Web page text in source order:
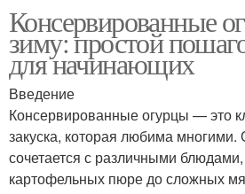
Консервированные
зиму: простой
для начинающих
Введение
Консервированные огурцы — это
закуска, которая любима
сочетается с различными
картофельных пюре до сложных